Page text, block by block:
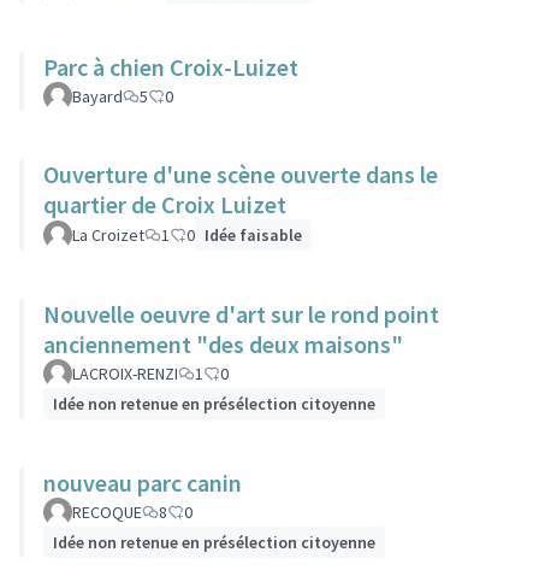
Parc à chien Croix-Luizet
Bayard 5 0
Ouverture d'une scène ouverte dans le
quartier de Croix Luizet
La Croizet 1 0 Idée faisable
Nouvelle oeuvre d'art sur le rond point
anciennement "des deux maisons"
LACROIX-RENZI 1
0
Idée non retenue en présélection citoyenne
nouveau parc canin
RECOQUE 8
0
Idée non retenue en présélection citoyenne